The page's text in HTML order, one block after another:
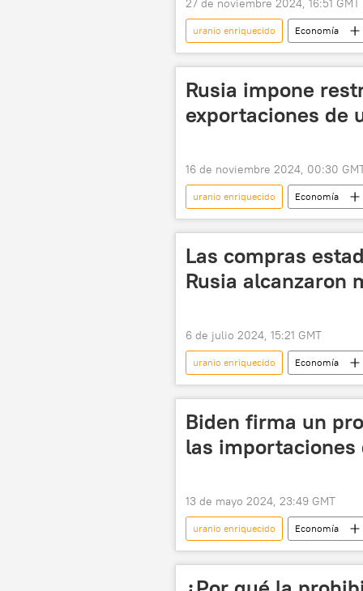
27 de noviembre 2024, 16:51 GMT
uranio enriquecido Economía
📰 Consecuencias económicas de las
Rusia impone
exportaciones de
16 de noviembre 2024, 00:30
uranio enriquecido Economía
Las compras
Rusia alcanzaron
6 de julio 2024, 15:21 GMT
uranio enriquecido Economía
uranio
Biden firma un
las importaciones
13 de mayo 2024, 23:49 GMT
uranio enriquecido Economía
📈 Mercados y finanzas